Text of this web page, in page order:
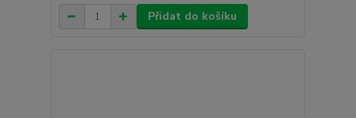
Přidat do košíku